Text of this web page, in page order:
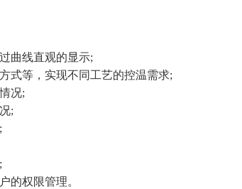
曲线直观的显示;
等，实现不同工艺的控温需求;
况;
;
权限管理。